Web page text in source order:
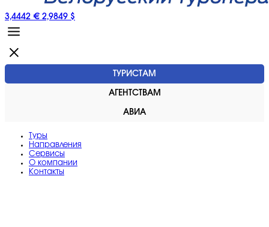
3,4442 € 2,9849 $
ТУРИСТАМ
АГЕНТСТВАМ
АВИА
Туры
Направления
Сервисы
O компании
Контакты